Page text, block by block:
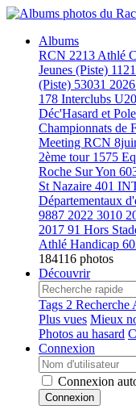
Albums
RCN 2213 Athlé
Jeunes (Piste)
(Piste) 53031 2026
178 Interclubs U20
Déc'Hasard et
Championnats de
Meeting RCN
2ème tour 1575
Roche Sur Yon
St Nazaire 401
Départementaux
9887 2022 3010
2017 91 Hors
Athlé Handicap
184116 photos
Découvrir
Tags 2 Recherche
Plus vues Mieux
Photos au hasard
Connexion
Connexion
Connexion